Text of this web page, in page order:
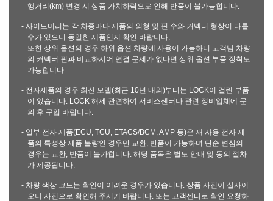
행거리(km) 변경 시 상품 가치하락으로 인해 반품이 불가능합니다.
- 사이드미러는 각 차종마다 제품의 외형 및 핀 수와 커넥터 형상이 다를
수가 있으니 동일한 제품인지 확인 바랍니다.
또한 상위 옵션의 경우 하위 옵션 차량에 사용이 가능하니 고객님 차량
의 커넥터 핀과 비교하시어 연결 문제가 없다면 상위 옵션 부품 장착도
가능합니다.
- 전자제품의 경우 최신 모델(최근 10년 내외)부터는 LOCK이 걸린 부품
이 있습니다. LOCK 해제 관련하여 서비스센터나 관련 정비업체에 문
의 후 구입 바랍니다.
- 일부 전자 제품(ECU, TCU, ETACS/BCM, AMP 등)은 재 사용 전자 제
품의 특성상 제품 불량인 경우만 교환, 반품이 가능하며 단순 변심의
경우는 교환, 반품이 불가합니다. 해당 품목은 별도 안내 및 동의 절차
가 제공됩니다.
- 차량 색상 코드는 확인이 어려운 경우가 있습니다. 상품 사진이 실사이
오니 사진으로 확인해 주시기 바랍니다. 또는 고객센터로 확인 요청하